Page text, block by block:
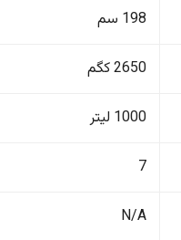
198 سم
2650 کگم
1000 لیتر
7
N/A